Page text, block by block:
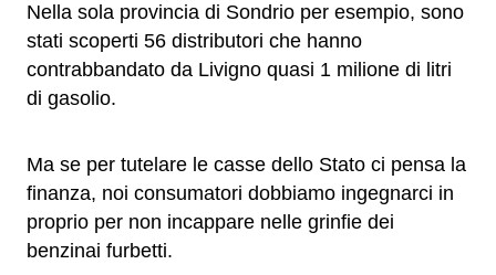
Nella sola provincia di Sondrio per esempio, sono
stati scoperti 56 distributori che hanno
contrabbandato da Livigno quasi 1 milione di litri
di gasolio.
Ma se per tutelare le casse dello Stato ci pensa la
finanza, noi consumatori dobbiamo ingegnarci in
proprio per non incappare nelle grinfie dei
benzinai furbetti.